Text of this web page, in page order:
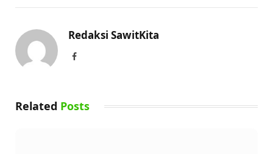
Redaksi SawitKita
Facebook
Related Posts